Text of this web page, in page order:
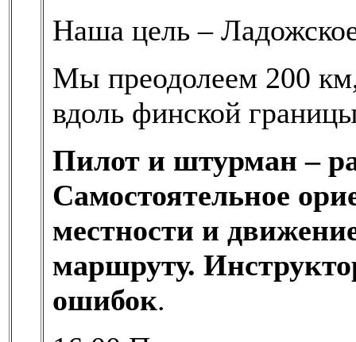
Наша цель –
Мы преодолеем 200
вдоль финской
Пилот и штурман –
Самостоятельное
местности и
маршруту.
ошибок.